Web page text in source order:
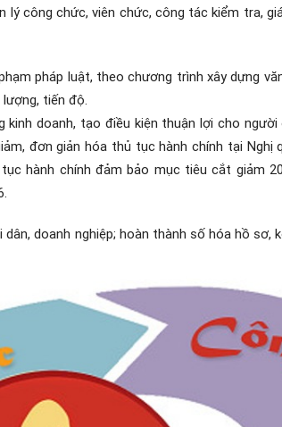
lý công chức, viên chức, công tác kiểm tra,
pháp luật, theo chương trình xây dựng
tiến độ.
doanh, tạo điều kiện thuận lợi cho
đơn giản hóa thủ tục hành chính tại Nghị
hành chính đảm bảo mục tiêu cắt giảm
doanh nghiệp; hoàn thành số hóa hồ sơ,